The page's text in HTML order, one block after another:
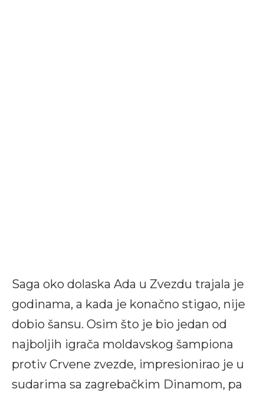
Saga oko dolaska Ada u Zvezdu trajala je
godinama, a kada je konačno stigao, nije
dobio šansu. Osim što je bio jedan od
najboljih igrača moldavskog šampiona
protiv Crvene zvezde, impresionirao je u
sudarima sa zagrebačkim Dinamom, pa